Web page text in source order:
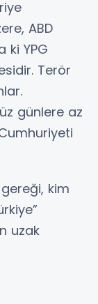
ABD
ki YPG
Terör
günlere az
kim
uzak